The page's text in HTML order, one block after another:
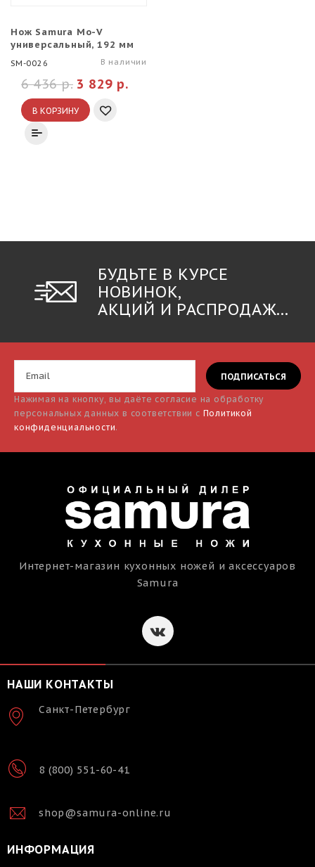
Нож Samura Mo-V
универсальный, 192 мм
SM-0026 В наличии
3 829 р.
6 436 р.
В КОРЗИНУ
БУДЬТЕ В КУРСЕ
НОВИНОК,
АКЦИЙ И РАСПРОДАЖ...
Нажимая на кнопку, вы даёте согласие на обработку
персональных данных в соответствии с Политикой
конфиденциальности.
Интернет-магазин кухонных ножей и аксессуаров
Samura
НАШИ КОНТАКТЫ
Санкт-Петербург
8 (800) 551-60-41
shop@samura-online.ru
ИНФОРМАЦИЯ